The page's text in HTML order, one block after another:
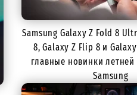
Samsung Galaxy Z Fold 8
8, Galaxy Z Flip 8 и
главные новинки летней
Samsung